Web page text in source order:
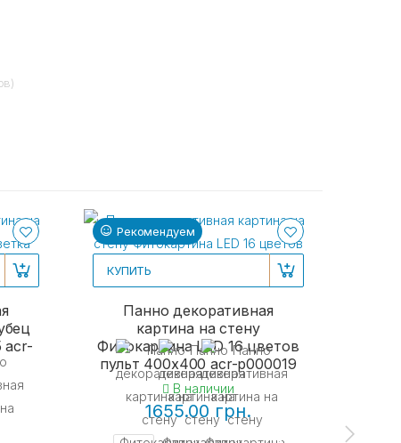
acr-
Рекомендуем
КУПИТЬ
Панно декоративная
картина на стену
Фитокартина LED 16 цветов
пульт 400x400 acr-p000019
В наличии
1655.00 грн.